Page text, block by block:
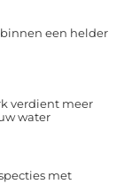
een helder
verdient meer
water
met